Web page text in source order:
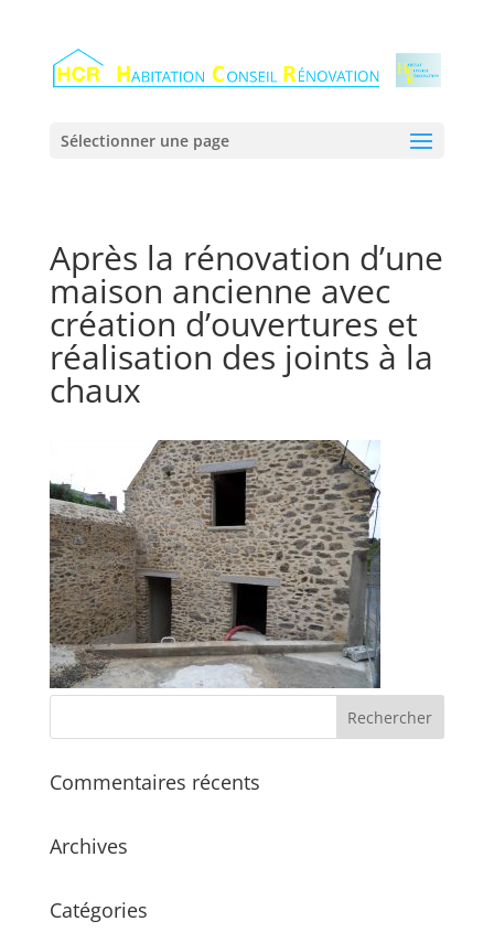
Sélectionner une page
Après la rénovation d’une
maison ancienne avec
création d’ouvertures et
réalisation des joints à la
chaux
Commentaires récents
Archives
Catégories